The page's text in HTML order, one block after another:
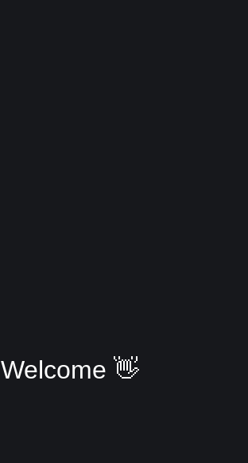
Welcome 👋